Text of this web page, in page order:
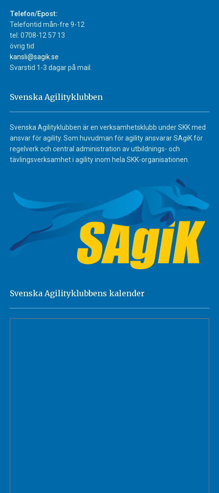
Telefon/Epost:
Telefontid mån-fre 9-12
tel: 0708-12 57 13
övrig tid
kansli@sagik.se
Svarstid 1-3 dagar på mail.
Svenska Agilityklubben
Svenska Agilityklubben är en verksamhetsklubb under SKK med
ansvar för agility. Som huvudman för agility ansvarar SAgiK för
regelverk och central administration av utbildnings- och
tävlingsverksamhet i agility inom hela SKK-organisationen.
Svenska Agilityklubbens kalender